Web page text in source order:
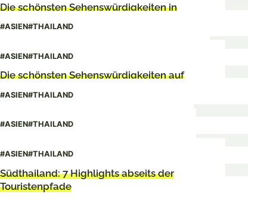
Die schönsten Sehenswürdigkeiten in
#ASIEN#THAILAND
#ASIEN#THAILAND
Die schönsten Sehenswürdigkeiten auf
#ASIEN#THAILAND
#ASIEN#THAILAND
#ASIEN#THAILAND
Südthailand: 7 Highlights abseits der
Touristenpfade